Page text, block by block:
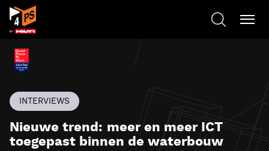
INTERVIEWS
Nieuwe trend: meer en meer ICT
toegepast binnen de waterbouw